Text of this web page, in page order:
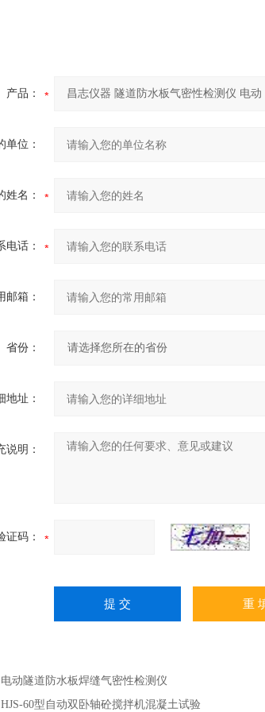
产品：
单位：
姓名：
电话：
邮箱：
省份：
地址：
说明：
证码：
电动隧道防水板焊缝气密性检测仪
HJS-60型自动双卧轴砼搅拌机混凝土试验